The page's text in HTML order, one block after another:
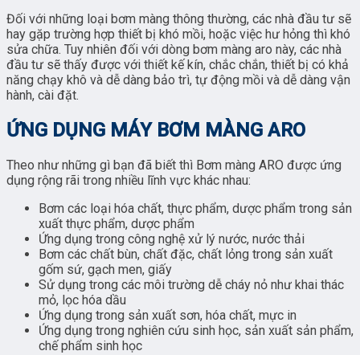
Đối với những loại bơm màng thông thường, các nhà đầu tư sẽ
hay gặp trường hợp thiết bị khó mồi, hoặc việc hư hỏng thì khó
sửa chữa. Tuy nhiên đối với dòng bơm màng aro này, các nhà
đầu tư sẽ thấy được với thiết kế kín, chắc chắn, thiết bị có khả
năng chạy khô và dễ dàng bảo trì, tự động mồi và dễ dàng vận
hành, cài đặt.
ỨNG DỤNG MÁY BƠM MÀNG ARO
Theo như những gì bạn đã biết thì Bơm màng ARO được ứng
dụng rộng rãi trong nhiều lĩnh vực khác nhau:
Bơm các loại hóa chất, thực phẩm, dược phẩm trong sản
xuất thực phẩm, dược phẩm
Ứng dụng trong công nghệ xử lý nước, nước thải
Bơm các chất bùn, chất đặc, chất lỏng trong sản xuất
gốm sứ, gạch men, giấy
Sử dụng trong các môi trường dễ cháy nỏ như khai thác
mỏ, lọc hóa dầu
Ứng dụng trong sản xuất sơn, hóa chất, mực in
Ứng dụng trong nghiên cứu sinh học, sản xuất sản phẩm,
chế phẩm sinh học